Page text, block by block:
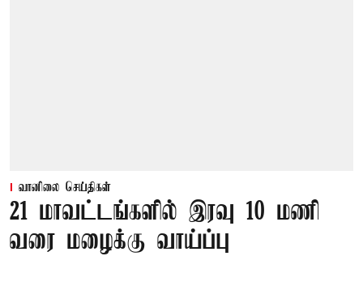
வானிலை செய்திகள்
21 மாவட்டங்களில் இரவு 10 மணி
வரை மழைக்கு வாய்ப்பு